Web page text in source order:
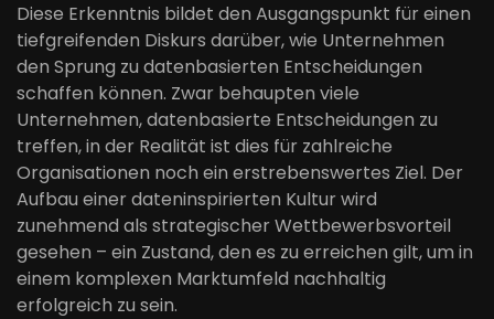
Diese Erkenntnis bildet den Ausgangspunkt für einen
tiefgreifenden Diskurs darüber, wie Unternehmen
den Sprung zu datenbasierten Entscheidungen
schaffen können. Zwar behaupten viele
Unternehmen, datenbasierte Entscheidungen zu
treffen, in der Realität ist dies für zahlreiche
Organisationen noch ein erstrebenswertes Ziel. Der
Aufbau einer dateninspirierten Kultur wird
zunehmend als strategischer Wettbewerbsvorteil
gesehen – ein Zustand, den es zu erreichen gilt, um in
einem komplexen Marktumfeld nachhaltig
erfolgreich zu sein.